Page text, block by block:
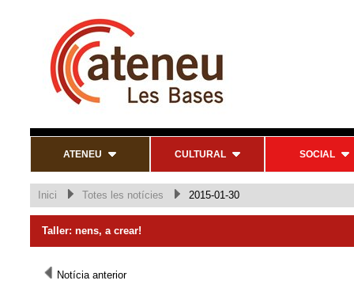
ATENEU CULTURAL SOCIAL
Inici Totes les notícies 2015-01-30
Taller: nens, a crear!
Notícia anterior